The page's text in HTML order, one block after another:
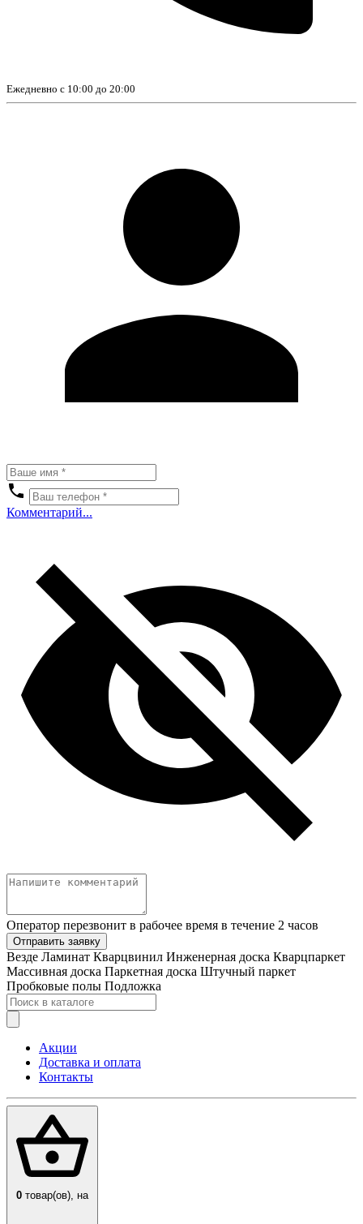
Ежедневно с 10:00 до 20:00
Комментарий...
Оператор перезвонит в рабочее время в течение 2 часов
Отправить заявку
Везде Ламинат Кварцвинил Инженерная доска Кварцпаркет
Массивная доска Паркетная доска Штучный паркет
Пробковые полы Подложка
Акции
Доставка и оплата
Контакты
0 товар(ов), на